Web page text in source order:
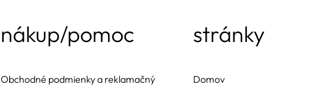
nákup/pomoc
Obchodné podmienky a reklamačný
stránky
Domov